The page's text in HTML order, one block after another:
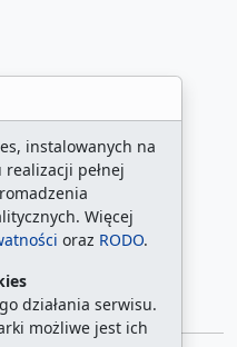
instalowanych na
pełnej
Więcej
oraz RODO.
działania serwisu.
możliwe jest ich